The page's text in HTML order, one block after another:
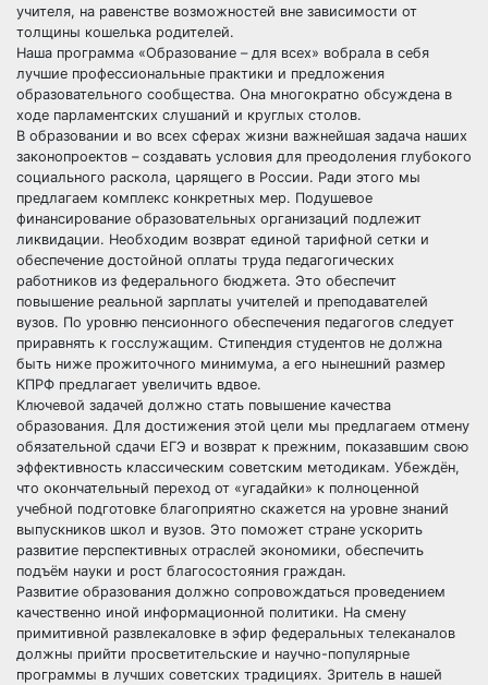
учителя, на равенстве возможностей вне зависимости от
толщины кошелька родителей.
Наша программа «Образование – для всех» вобрала в себя
лучшие профессиональные практики и предложения
образовательного сообщества. Она многократно обсуждена в
ходе парламентских слушаний и круглых столов.
В образовании и во всех сферах жизни важнейшая задача наших
законопроектов – создавать условия для преодоления глубокого
социального раскола, царящего в России. Ради этого мы
предлагаем комплекс конкретных мер. Подушевое
финансирование образовательных организаций подлежит
ликвидации. Необходим возврат единой тарифной сетки и
обеспечение достойной оплаты труда педагогических
работников из федерального бюджета. Это обеспечит
повышение реальной зарплаты учителей и преподавателей
вузов. По уровню пенсионного обеспечения педагогов следует
приравнять к госслужащим. Стипендия студентов не должна
быть ниже прожиточного минимума, а его нынешний размер
КПРФ предлагает увеличить вдвое.
Ключевой задачей должно стать повышение качества
образования. Для достижения этой цели мы предлагаем отмену
обязательной сдачи ЕГЭ и возврат к прежним, показавшим свою
эффективность классическим советским методикам. Убеждён,
что окончательный переход от «угадайки» к полноценной
учебной подготовке благоприятно скажется на уровне знаний
выпускников школ и вузов. Это поможет стране ускорить
развитие перспективных отраслей экономики, обеспечить
подъём науки и рост благосостояния граждан.
Развитие образования должно сопровождаться проведением
качественно иной информационной политики. На смену
примитивной развлекаловке в эфир федеральных телеканалов
должны прийти просветительские и научно-популярные
программы в лучших советских традициях. Зритель в нашей